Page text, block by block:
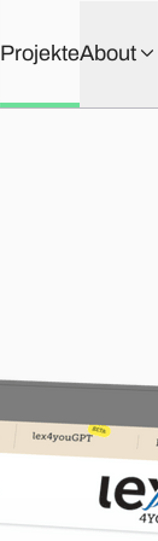
ProjekteAbout